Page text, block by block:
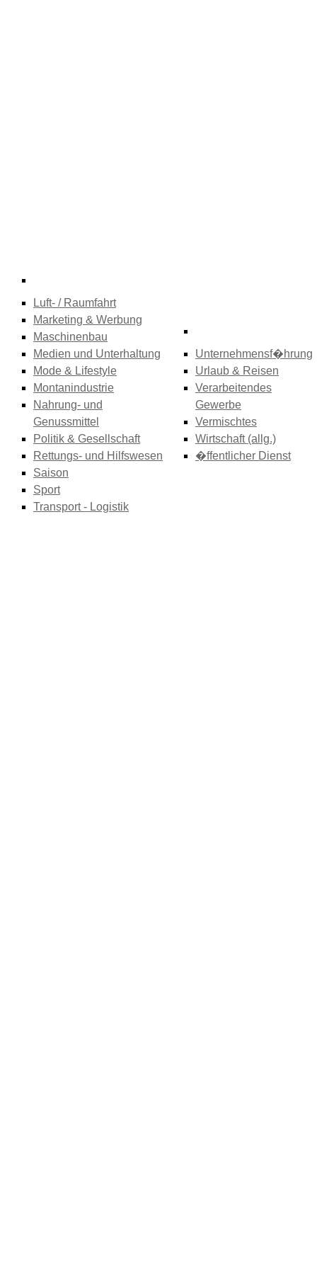
Luft- / Raumfahrt
Marketing & Werbung
Maschinenbau
Medien und Unterhaltung
Mode & Lifestyle
Montanindustrie
Nahrung- und
Genussmittel
Politik & Gesellschaft
Rettungs- und Hilfswesen
Saison
Sport
Transport - Logistik
Unternehmensf�hrung
Urlaub & Reisen
Verarbeitendes
Gewerbe
Vermischtes
Wirtschaft (allg.)
�ffentlicher Dienst